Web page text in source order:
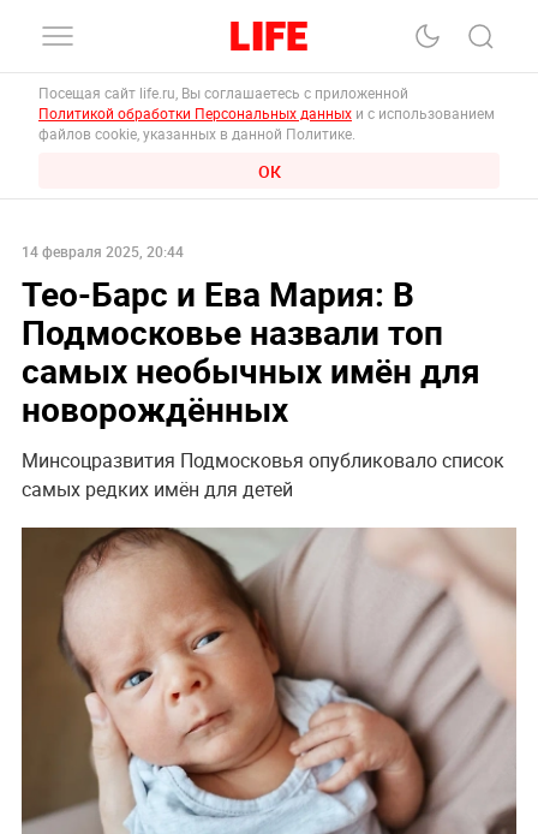
Посещая сайт life.ru, Вы соглашаетесь с приложенной
Политикой обработки Персональных данных и с использованием
файлов cookie, указанных в данной Политике.
ОК
14 февраля 2025, 20:44
Тео-Барс и Ева Мария: В
Подмосковье назвали топ
самых необычных имён для
новорождённых
Минсоцразвития Подмосковья опубликовало список
самых редких имён для детей